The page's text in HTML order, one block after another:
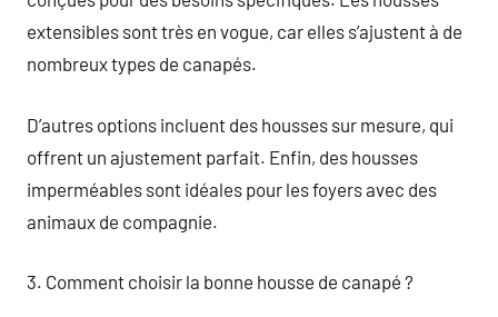
extensibles sont très en vogue, car elles s’ajustent à de
nombreux types de canapés.
D’autres options incluent des housses sur mesure, qui
offrent un ajustement parfait. Enfin, des housses
imperméables sont idéales pour les foyers avec des
animaux de compagnie.
3. Comment choisir la bonne housse de canapé ?